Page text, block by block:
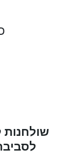
שולחנות